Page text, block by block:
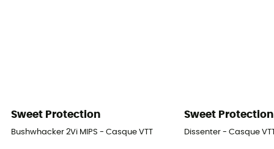
Sweet Protection
Bushwhacker 2Vi MIPS - Casque VTT
Sweet Protection
Dissenter - Casque